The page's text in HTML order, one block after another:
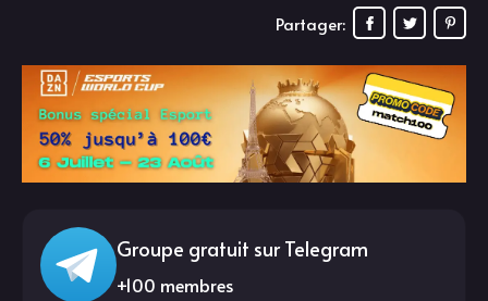
Partager:
Groupe gratuit sur Telegram
+100 membres